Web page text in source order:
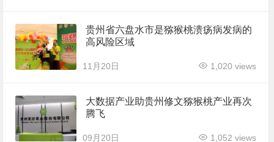
贵州省六盘水市是猕猴桃溃疡病发病的
高风险区域
11月20日 1,020 views
大数据产业助贵州修文猕猴桃产业再次
腾飞
09月20日 1,052 views